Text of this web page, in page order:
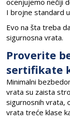
ocenjujemo nečiji
I brojne standard
Evo na šta treba
sigurnosna vrata.
Proverite
sertifikate
Minimalni
vrata su zaista
sigurnosnih vrata,
vrata treće klase